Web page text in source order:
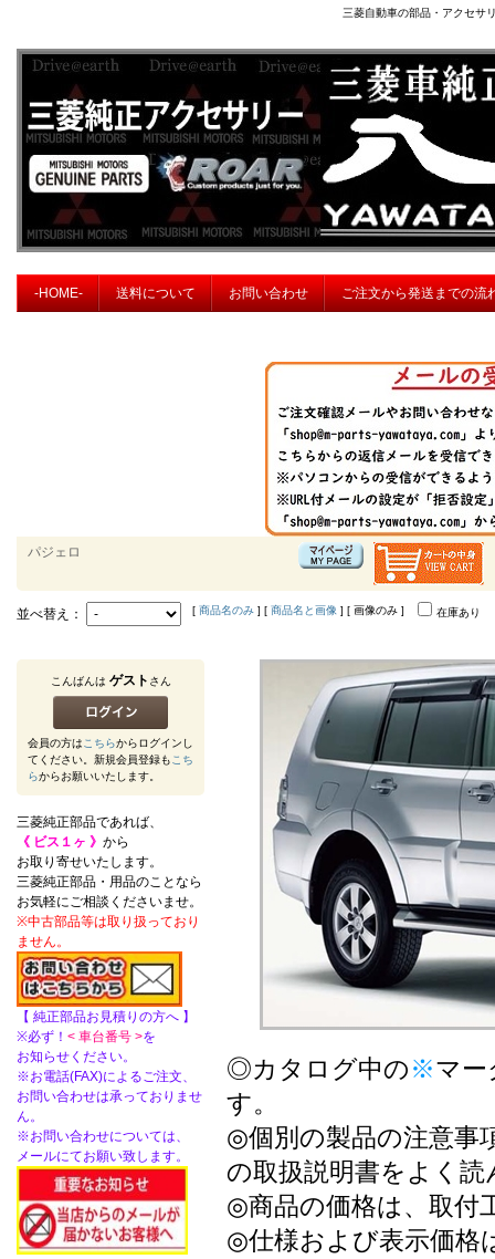
三菱自動車の部品・アクセサ
-HOME- 送料について お問い合わせ ご注文から発送までの流
パジェロ
並べ替え： [ 商品名のみ ] [ 商品名と画像 ] [ 画像のみ ] 在庫あり
◎カタログ中の※マー
す。
◎個別の製品の注意事
の取扱説明書をよく
◎商品の価格は、取付
◎仕様および表示価格
こんばんは ゲスト さん
会員の方はこちらからログインし
てください。新規会員登録もこち
らからお願いいたします。
三菱純正部品であれば、
《 ビス１ヶ 》 から
お取り寄せいたします。
三菱純正部品・用品のことなら
お気軽にご相談くださいませ。
※中古部品等は取り扱っており
ません。
【 純正部品お見積りの方へ 】
※必ず！ < 車台番号 >を
お知らせください。
※お電話(FAX)によるご注文、
お問い合わせは承っておりませ
ん。
※お問い合わせについては、
メールにてお願い致します。